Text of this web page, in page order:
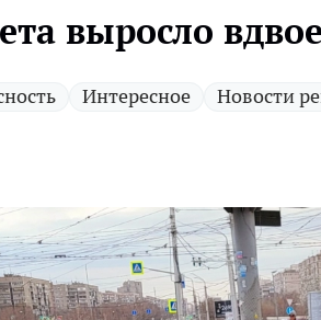
выросло
Интересное Новости